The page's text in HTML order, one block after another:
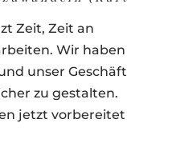
Zeit, Zeit an
Wir haben
unser Geschäft
zu gestalten.
jetzt vorbereitet